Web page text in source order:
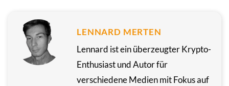
LENNARD MERTEN
Lennard ist ein überzeugter Krypto-
Enthusiast und Autor für
verschiedene Medien mit Fokus auf